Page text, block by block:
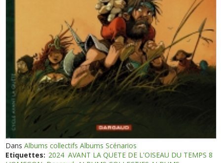
DansAlbums collectifs Albums Scénarios
Etiquettes: 2024 AVANT LA QUETE DE L'OISEAU DU TEMPS 8